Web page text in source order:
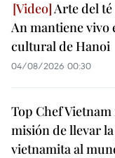
Arte del
An mantiene
cultural de Hanoi
04/08/2026 00:30
Top Chef
misión de llevar
vietnamita al